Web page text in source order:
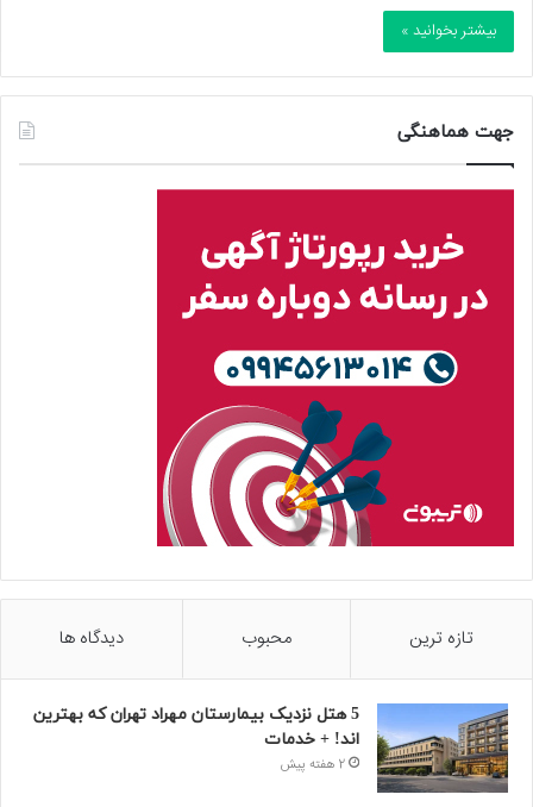
بیشتر بخوانید »
جهت هماهنگی
تازه ترین محبوب دیدگاه ها
5 هتل نزدیک بیمارستان مهراد تهران که بهترین‌
اند! + خدمات
2 هفته پیش